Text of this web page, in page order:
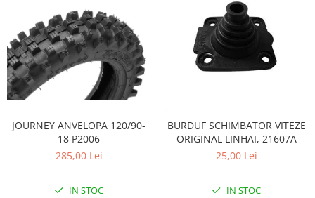
JOURNEY ANVELOPA 120/90-
18 P2006
285,00 Lei
IN STOC
BURDUF SCHIMBATOR VITEZE
ORIGINAL LINHAI, 21607A
25,00 Lei
IN STOC